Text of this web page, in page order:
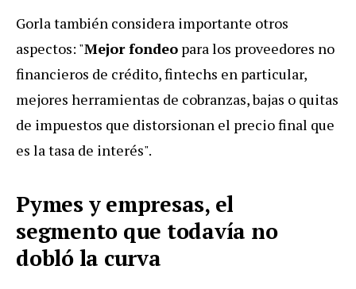
Gorla también considera importante otros
aspectos: "Mejor fondeo para los proveedores no
financieros de crédito, fintechs en particular,
mejores herramientas de cobranzas, bajas o quitas
de impuestos que distorsionan el precio final que
es la tasa de interés".
Pymes y empresas, el
segmento que todavía no
dobló la curva